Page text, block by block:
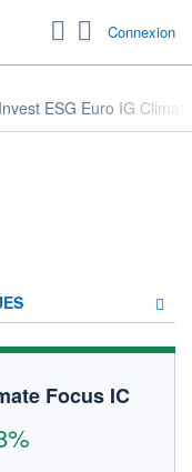
Connexion
ESG Euro IG
Focus IC